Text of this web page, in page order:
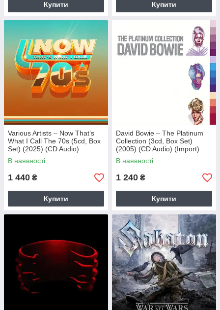
Купити Купити
Various Artists – Now That’s
What I Call The 70s (5cd, Box
Set) (2025) (CD Audio)
(Import)
В наявності
1 440 ₴
Купити
David Bowie – The Platinum
Collection (3cd, Box Set)
(2005) (CD Audio) (Import)
В наявності
1 240 ₴
Купити